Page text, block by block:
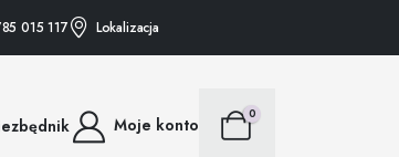
GRATIS • • • ZAKUPY POWYŻEJ 75 ZŁ
015 117 Lokalizacja
Moje konto
0